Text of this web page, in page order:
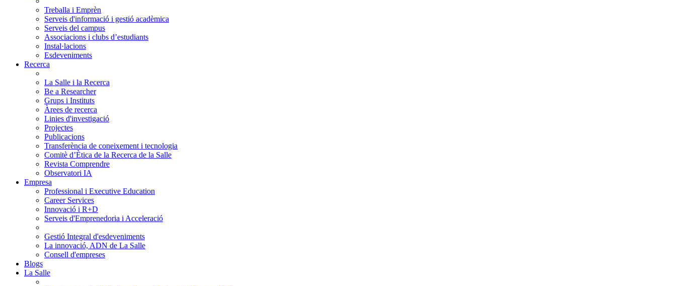
Treballa i Emprèn
Serveis d'informació i gestió acadèmica
Serveis del campus
Associacions i clubs d’estudiants
Instal·lacions
Esdeveniments
Recerca
La Salle i la Recerca
Be a Researcher
Grups i Instituts
Àrees de recerca
Linies d'investigació
Projectes
Publicacions
Transferència de coneixement i tecnologia
Comitè d’Ètica de la Recerca de la Salle
Revista Comprendre
Observatori IA
Empresa
Professional i Executive Education
Career Services
Innovació i R+D
Serveis d'Emprenedoria i Acceleració
Gestió Integral d'esdeveniments
La innovació, ADN de La Salle
Consell d'empreses
Blogs
La Salle